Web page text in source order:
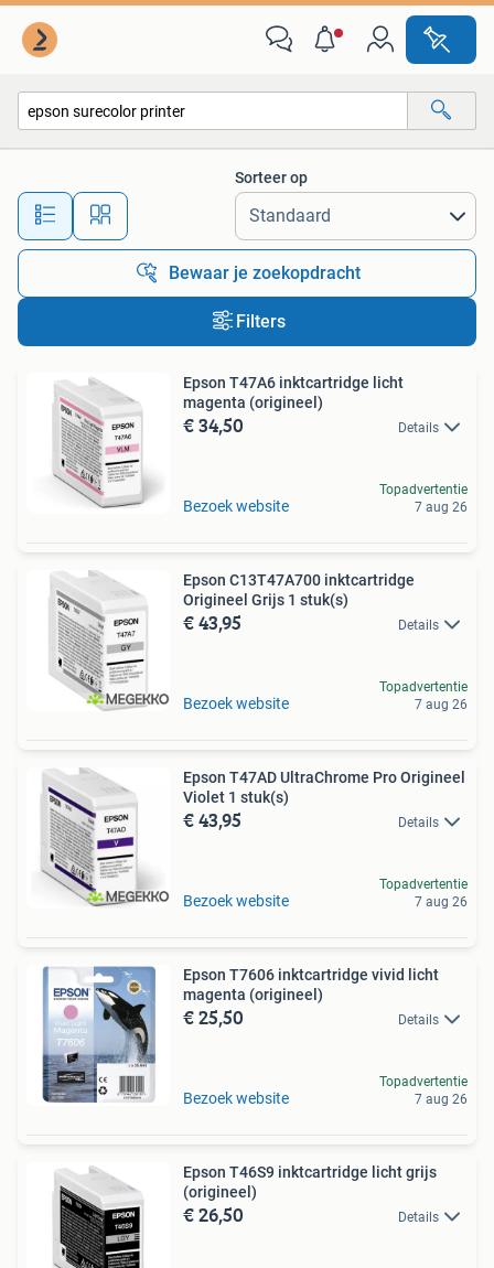
Alle afstanden…
Sorteer op
Bewaar je zoekopdracht
Filters
Epson T47A6 inktcartridge licht
magenta (origineel)
€ 34,50 Details
Bezoek website
Topadvertentie
7 aug 26
Epson C13T47A700 inktcartridge
Origineel Grijs 1 stuk(s)
€ 43,95 Details
Bezoek website
Topadvertentie
7 aug 26
Epson T47AD UltraChrome Pro Origineel
Violet 1 stuk(s)
€ 43,95 Details
Bezoek website
Topadvertentie
7 aug 26
Epson T7606 inktcartridge vivid licht
magenta (origineel)
€ 25,50 Details
Bezoek website
Topadvertentie
7 aug 26
Epson T46S9 inktcartridge licht grijs
(origineel)
€ 26,50 Details